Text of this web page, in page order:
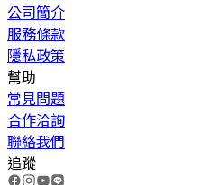
公司簡介
服務條款
隱私政策
幫助
常見問題
合作洽詢
聯絡我們
追蹤